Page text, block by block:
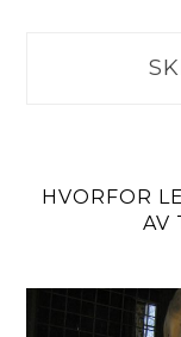
HVORFOR
AV